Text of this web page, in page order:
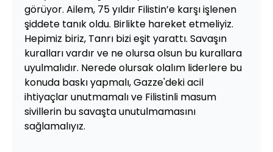
görüyor. Ailem, 75 yıldır Filistin’e karşı işlenen
şiddete tanık oldu. Birlikte hareket etmeliyiz.
Hepimiz biriz, Tanrı bizi eşit yarattı. Savaşın
kuralları vardır ve ne olursa olsun bu kurallara
uyulmalıdır. Nerede olursak olalım liderlere bu
konuda baskı yapmalı, Gazze'deki acil
ihtiyaçlar unutmamalı ve Filistinli masum
sivillerin bu savaşta unutulmamasını
sağlamalıyız.